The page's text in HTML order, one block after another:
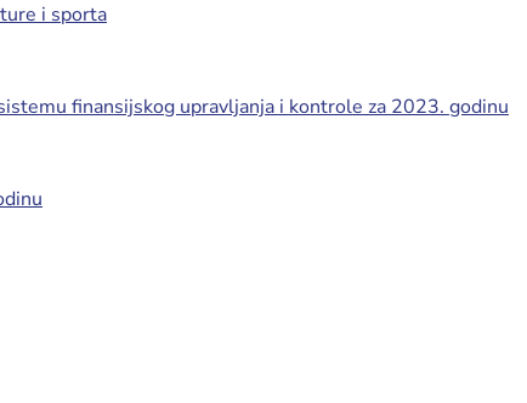
i sporta
finansijskog upravljanja i kontrole za 2023. godinu